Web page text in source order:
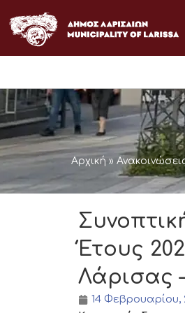
στο
περιεχόμενο
Αρχική »
Έτους
Λάρισας
14 Φεβρουαρίου,